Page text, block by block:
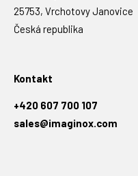
25753, Vrchotovy Janovice
Česká republika
Kontakt
+420 607 700 107
sales@imaginox.com